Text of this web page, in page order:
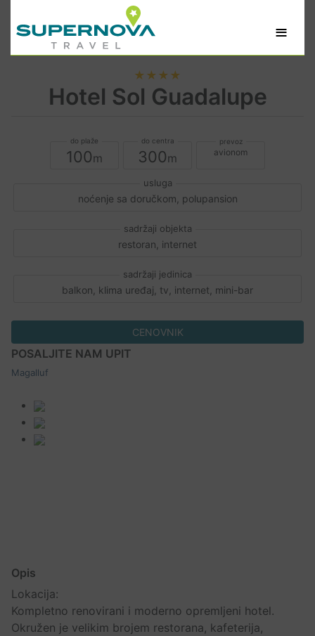
≡
★★★★
Hotel Sol Guadalupe
100 300 avionom
noćenje sa doručkom, polupansion
restoran, internet
balkon, klima uređaj, tv, internet, mini-bar
CENOVNIK
POSALJITE NAM UPIT
Magalluf
Opis
Lokacija:
Kompletno renovirani i moderno opremljeni hotel.
Okružen je velikim brojem restorana, kafeterija,